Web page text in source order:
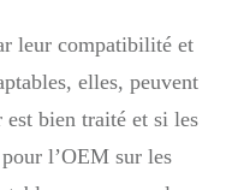
leur compatibilité et
elles, peuvent
bien traité et si les
l’OEM sur les